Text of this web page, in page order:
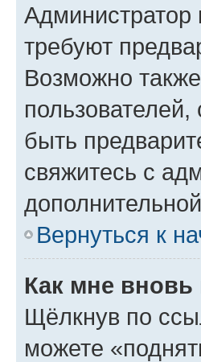
требуют
Возможно
быть
свяжитесь с
Вернуться к
Как мне
Щёлкнув по
можете